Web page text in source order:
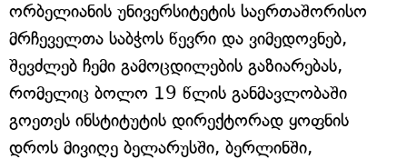
ორბელიანის უნივერსიტეტის საერთაშორისო
მრჩეველთა საბჭოს წევრი და ვიმედოვნებ,
შევძლებ ჩემი გამოცდილების გაზიარებას,
რომელიც ბოლო 19 წლის განმავლობაში
გოეთეს ინსტიტუტის დირექტორად ყოფნის
დროს მივიღე ბელარუსში, ბერლინში,